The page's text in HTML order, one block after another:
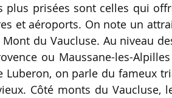
plus prisées sont celles qui
et aéroports. On note un
du Vaucluse. Au niveau
ou Maussane-les-
Luberon, on parle du fameux
Côté monts du Vaucluse,